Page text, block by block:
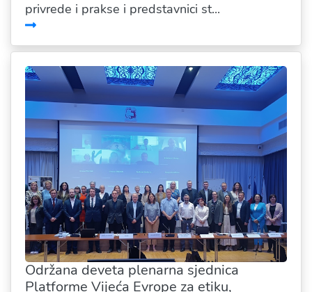
privrede i prakse i predstavnici st...
Održana deveta plenarna sjednica
Platforme Vijeća Evrope za etiku,